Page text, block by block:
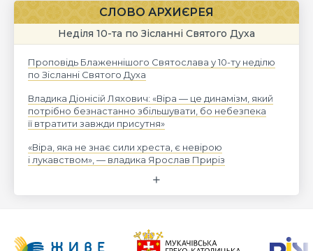
СЛОВО АРХИЄРЕЯ
Неділя 10-та по Зісланні Святого Духа
Проповідь Блаженнішого Святослава у 10-ту неділю
по Зісланні Святого Духа
Владика Діонісій Ляхович: «Віра — це динамізм, який
потрібно безнастанно збільшувати, бо небезпека
її втратити завжди присутня»
«Віра, яка не знає сили хреста, є невірою
і лукавством», — владика Ярослав Приріз